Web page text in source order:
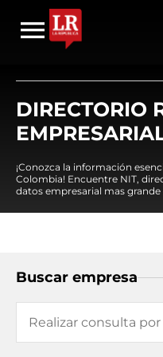
DIRECTORIO
¡Conozca la información
Colombia! Encuentre NIT,
datos empresarial mas grande
Buscar empresa